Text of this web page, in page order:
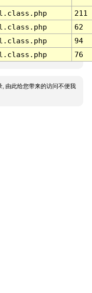
211
62
94
76
由此给您带来的访问不便我